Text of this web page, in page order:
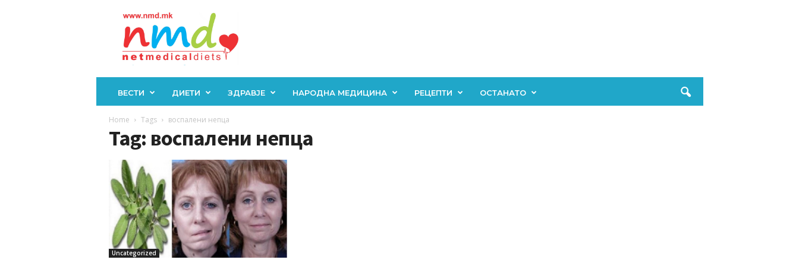
ВЕСТИ ДИЕТИ ЗДРАВЈЕ НАРОДНА МЕДИЦИНА РЕЦЕПТИ ОСТАНАТО
Home Tags воспалени непца
Tag: воспалени непца
Uncategorized